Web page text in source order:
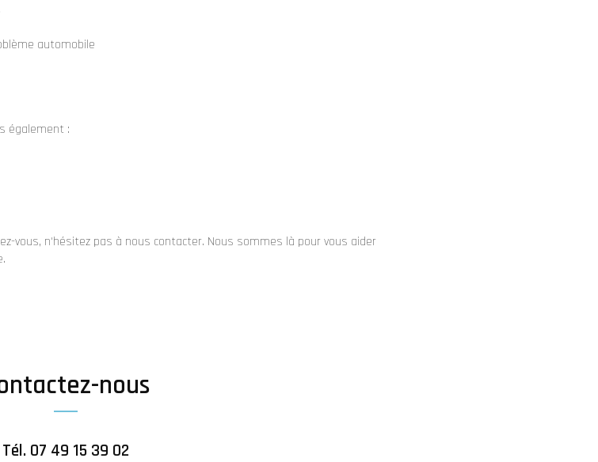
automobile
également :
vous, n'hésitez pas à nous contacter. Nous sommes là pour vous aider
nous
Tél. 07 49 15 39 02